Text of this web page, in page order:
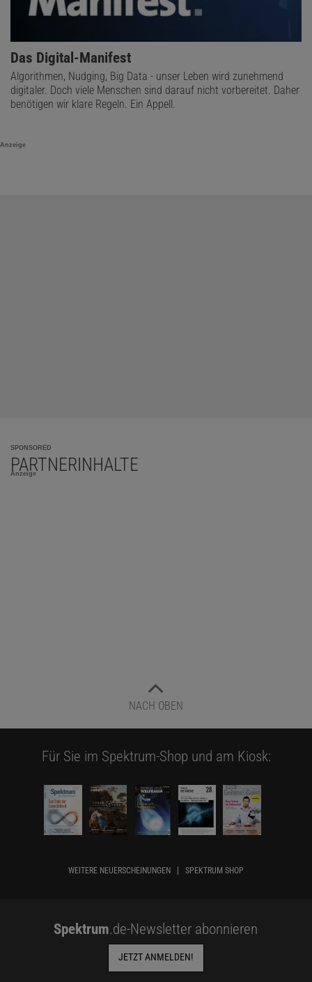
Das Digital-Manifest
Algorithmen, Nudging, Big Data - unser Leben wird zunehmend
digitaler. Doch viele Menschen sind darauf nicht vorbereitet. Daher
benötigen wir klare Regeln. Ein Appell.
Anzeige
SPONSORED
PARTNERINHALTE
Anzeige
NACH OBEN
Für Sie im Spektrum-Shop und am Kiosk:
WEITERE NEUERSCHEINUNGEN SPEKTRUM SHOP
Spektrum.de-Newsletter abonnieren
JETZT ANMELDEN!